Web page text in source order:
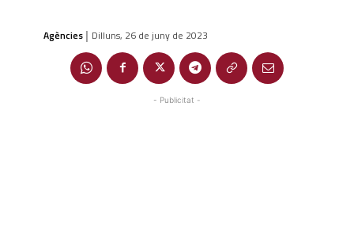
Agències | Dilluns, 26 de juny de 2023
- Publicitat -